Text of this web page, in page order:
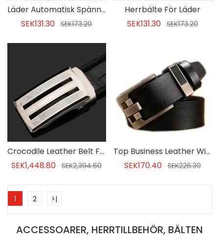
Läder Automatisk Spänne Bälte För Män
SEK131.30
SEK173.20
Herrbälte För Läder
SEK131.30 SEK173.20
Crocodile Leather Belt För Män
SEK1,448.80
SEK2,394.60
Top Business Leather Wide Men Business Belt
SEK170.40 SEK226.30
1 2 >|
ACCESSOARER, HERRTILLBEHÖR, BÄLTEN